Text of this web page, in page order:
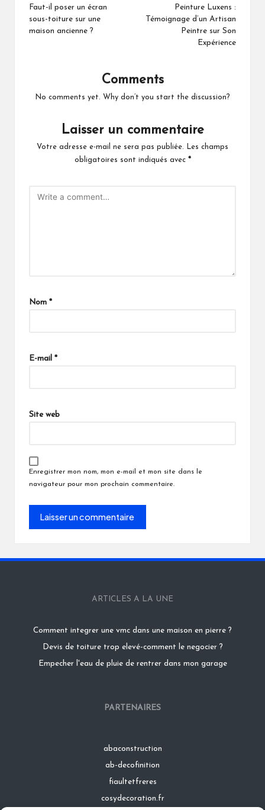
navigation
Faut-il poser un écran
sous-toiture sur une
maison ancienne ?
Peinture Luxens :
Témoignage d’un Artisan
Peintre sur Son
Expérience
Comments
No comments yet. Why don’t you start the discussion?
Laisser un commentaire
Votre adresse e-mail ne sera pas publiée.
Les champs
obligatoires sont indiqués avec *
Nom *
E-mail *
Site web
Enregistrer mon nom, mon e-mail et mon site dans le
navigateur pour mon prochain commentaire.
ARTICLES A LA UNE
Comment integrer une vmc dans une maison en pierre ?
Devis de toiture trop elevé-comment le negocier ?
Empecher l'eau de pluie de rentrer dans mon garage
PARTENAIRES
abaconstruction
ab-decofinition
fiaultetfreres
cosydecoration.fr